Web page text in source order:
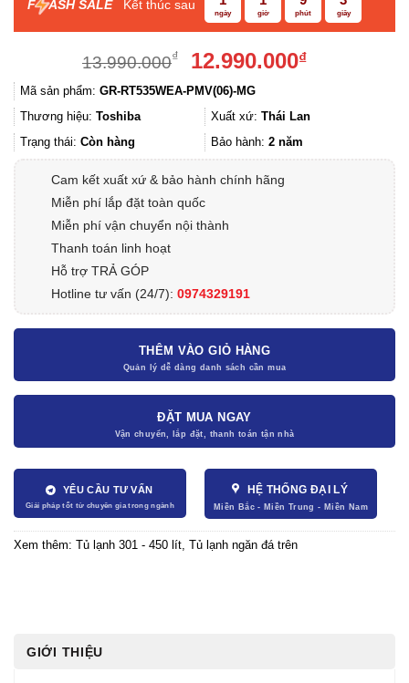
F ASH SALE Kết thúc sau
ngày giờ phút giây
13.990.000₫
Giá
là:
13.990.000₫.
12.990.000₫Giá
là:
Mã sản phẩm: GR-RT535WEA-PMV(06)-MG
Thương hiệu: Toshiba Xuất xứ: Thái Lan
Trạng thái: Còn hàng Bảo hành: 2 năm
Cam kết xuất xứ & bảo hành chính hãng
Miễn phí lắp đặt toàn quốc
Miễn phí vận chuyển nội thành
Thanh toán linh hoạt
Hỗ trợ TRẢ GÓP
Hotline tư vấn (24/7): 0974329191
THÊM VÀO GIỎ HÀNG
ĐẶT MUA NGAY
YÊU CẦU TƯ VẤN HỆ THỐNG ĐẠI LÝ
Xem thêm: Tủ lạnh 301 - 450 lít Tủ lạnh ngăn đá trên
GIỚI THIỆU